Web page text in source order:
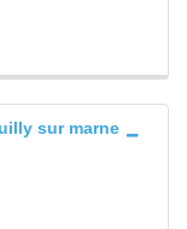
sur marne